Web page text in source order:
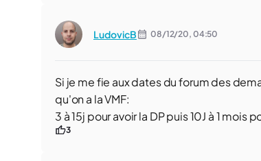
LudovicB 08/12/20, 04:50
Si je me fie aux dates du forum des
qu'on a la VMF:
3 à 15j pour avoir la DP puis 10J à 1 mois
3